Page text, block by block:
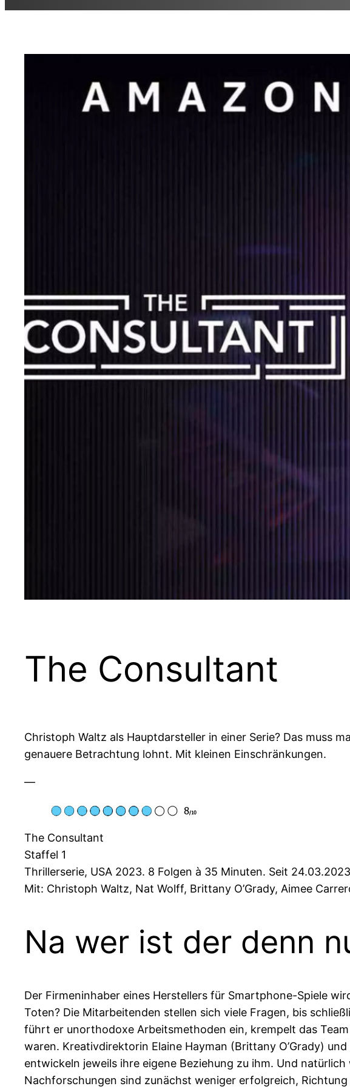
The Consultant
Christoph Waltz als Hauptdarsteller in einer Serie? Das muss
genauere Betrachtung lohnt. Mit kleinen Einschränkungen.
—
The Consultant
Staffel 1
Thrillerserie, USA 2023. 8 Folgen à 35 Minuten. Seit
Mit: Christoph Waltz, Nat Wolff, Brittany O’Grady, Aimee
Na wer ist der denn
Der Firmeninhaber eines Herstellers für Smartphone-Spiele
Toten? Die Mitarbeitenden stellen sich viele Fragen, bis
führt er unorthodoxe Arbeitsmethoden ein, krempelt das
waren. Kreativdirektorin Elaine Hayman (Brittany O’Grady)
entwickeln jeweils ihre eigene Beziehung zu ihm. Und
Nachforschungen sind zunächst weniger erfolgreich,